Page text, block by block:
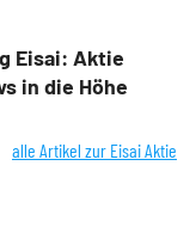
Eisai: Aktie
in die Höhe
alle Artikel zur Eisai Aktie